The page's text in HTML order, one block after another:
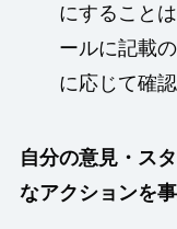
にすること
ールに記載
に応じて確
自分の意見・ス
なアクションを